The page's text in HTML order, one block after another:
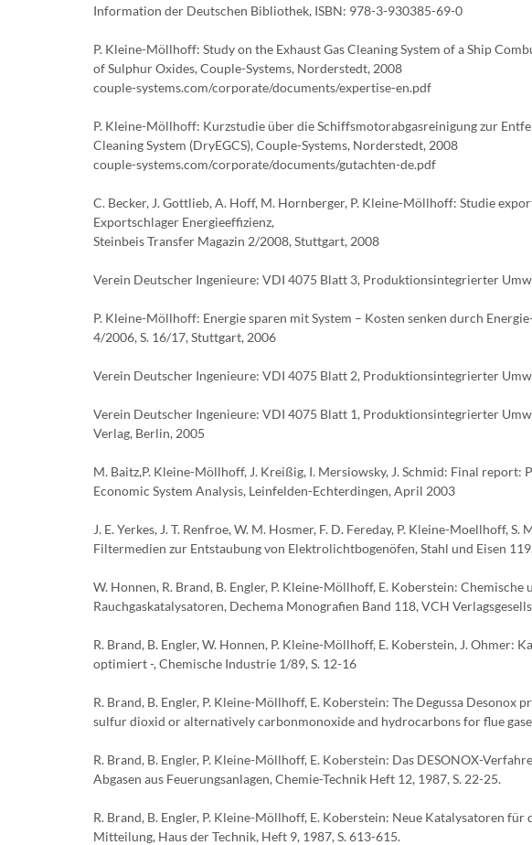
Information der Deutschen Bibliothek, ISBN: 978-3-930385-69-0
P. Kleine-Möllhoff: Study on the Exhaust Gas Cleaning System of a Ship
of Sulphur Oxides, Couple-Systems, Norderstedt, 2008
couple-systems.com/corporate/documents/expertise-en.pdf
P. Kleine-Möllhoff: Kurzstudie über die Schiffsmotorabgasreinigung zur
Cleaning System (DryEGCS), Couple-Systems, Norderstedt, 2008
couple-systems.com/corporate/documents/gutachten-de.pdf
C. Becker, J. Gottlieb, A. Hoff, M. Hornberger, P. Kleine-Möllhoff: Studie
Exportschlager Energieeffizienz,
Steinbeis Transfer Magazin 2/2008, Stuttgart, 2008
Verein Deutscher Ingenieure: VDI 4075 Blatt 3, Produktionsintegrierter
P. Kleine-Möllhoff: Energie sparen mit System – Kosten senken durch
4/2006, S. 16/17, Stuttgart, 2006
Verein Deutscher Ingenieure: VDI 4075 Blatt 2, Produktionsintegrierter
Verein Deutscher Ingenieure: VDI 4075 Blatt 1, Produktionsintegrierter
Verlag, Berlin, 2005
M. Baitz,P. Kleine-Möllhoff, J. Kreißig, I. Mersiowsky, J. Schmid: Final
Economic System Analysis, Leinfelden-Echterdingen, April 2003
J. E. Yerkes, J. T. Renfroe, W. M. Hosmer, F. D. Fereday, P. Kleine-Moellhoff,
Filtermedien zur Entstaubung von Elektrolichtbogenöfen, Stahl und Eisen
W. Honnen, R. Brand, B. Engler, P. Kleine-Möllhoff, E. Koberstein:
Rauchgaskatalysatoren, Dechema Monografien Band 118, VCH
R. Brand, B. Engler, W. Honnen, P. Kleine-Möllhoff, E. Koberstein, J. Ohmer:
optimiert -, Chemische Industrie 1/89, S. 12-16
R. Brand, B. Engler, P. Kleine-Möllhoff, E. Koberstein: The Degussa
sulfur dioxid or alternatively carbonmonoxide and hydrocarbons for flue
R. Brand, B. Engler, P. Kleine-Möllhoff, E. Koberstein: Das DESONOX-
Abgasen aus Feuerungsanlagen, Chemie-Technik Heft 12, 1987, S. 22-25.
R. Brand, B. Engler, P. Kleine-Möllhoff, E. Koberstein: Neue Katalysatoren für
Mitteilung, Haus der Technik, Heft 9, 1987, S. 613-615.